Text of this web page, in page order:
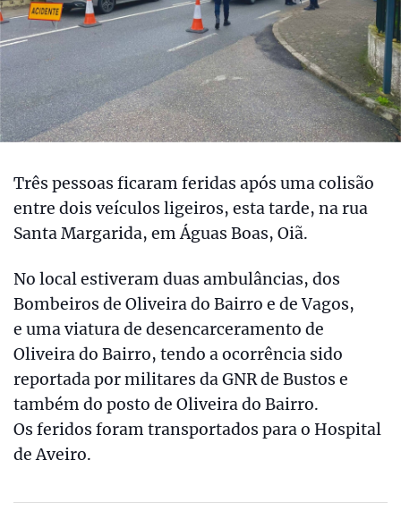
Três pessoas ficaram feridas após uma colisão
entre dois veículos ligeiros, esta tarde, na rua
Santa Margarida, em Águas Boas, Oiã.
No local estiveram duas ambulâncias, dos
Bombeiros de Oliveira do Bairro e de Vagos,
e uma viatura de desencarceramento de
Oliveira do Bairro, tendo a ocorrência sido
reportada por militares da GNR de Bustos e
também do posto de Oliveira do Bairro.
Os feridos foram transportados para o Hospital
de Aveiro.